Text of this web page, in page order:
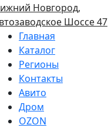
Новгород,
Шоссе 47
Главная
Каталог
Регионы
Контакты
Авито
Дром
OZON